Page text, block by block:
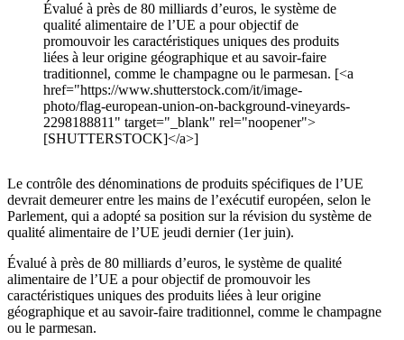
Évalué à près de 80 milliards d’euros, le système de
qualité alimentaire de l’UE a pour objectif de
promouvoir les caractéristiques uniques des produits
liées à leur origine géographique et au savoir-faire
traditionnel, comme le champagne ou le parmesan. [<a
href="https://www.shutterstock.com/it/image-
photo/flag-european-union-on-background-vineyards-
2298188811" target="_blank" rel="noopener">
[SHUTTERSTOCK]</a>]
Le contrôle des dénominations de produits spécifiques de l’UE
devrait demeurer entre les mains de l’exécutif européen, selon le
Parlement, qui a adopté sa position sur la révision du système de
qualité alimentaire de l’UE jeudi dernier (1er juin).
Évalué à près de 80 milliards d’euros, le système de qualité
alimentaire de l’UE a pour objectif de promouvoir les
caractéristiques uniques des produits liées à leur origine
géographique et au savoir-faire traditionnel, comme le champagne
ou le parmesan.